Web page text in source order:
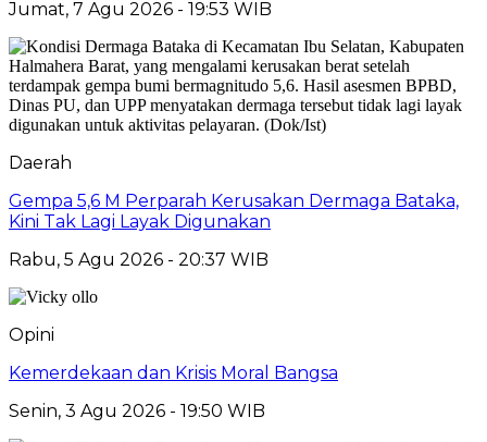
Jumat, 7 Agu 2026 - 19:53 WIB
Daerah
Gempa 5,6 M Perparah Kerusakan Dermaga Bataka,
Kini Tak Lagi Layak Digunakan
Rabu, 5 Agu 2026 - 20:37 WIB
Opini
Kemerdekaan dan Krisis Moral Bangsa
Senin, 3 Agu 2026 - 19:50 WIB